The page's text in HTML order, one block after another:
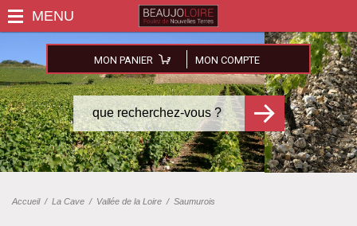
MON PANIER MON COMPTE
Accueil/ La Cave / Vallée de la Loire / Saumurois